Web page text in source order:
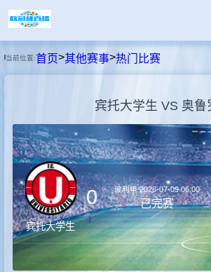
首页
足球
篮球
录播
视频
当前位置:首页>其他赛事>热门比赛
宾托大学生 VS 奥鲁
宾托大学生
0 玻利甲2026-07-09 06:00
已完赛